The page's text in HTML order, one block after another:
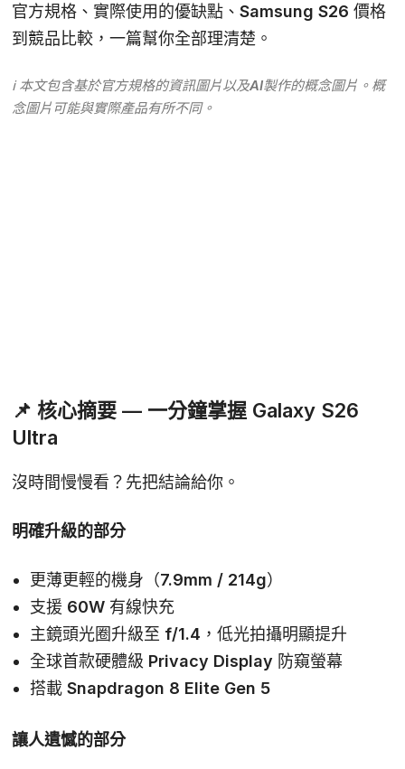
官方規格、實際使用的優缺點、Samsung S26 價格
到競品比較，一篇幫你全部理清楚。
ℹ️ 本文包含基於官方規格的資訊圖片以及AI製作的概念圖片。概
念圖片可能與實際產品有所不同。
📌 核心摘要 — 一分鐘掌握 Galaxy S26
Ultra
沒時間慢慢看？先把結論給你。
明確升級的部分
更薄更輕的機身（7.9mm / 214g）
支援 60W 有線快充
主鏡頭光圈升級至 f/1.4，低光拍攝明顯提升
全球首款硬體級 Privacy Display 防窺螢幕
搭載 Snapdragon 8 Elite Gen 5
讓人遺憾的部分